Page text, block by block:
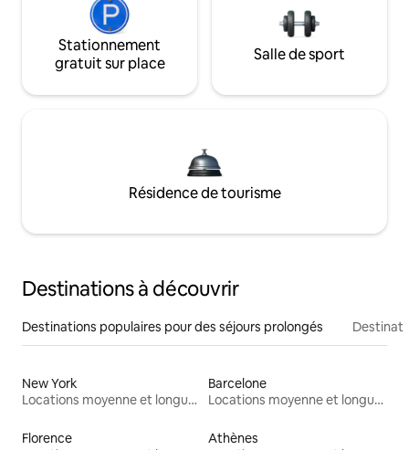
Stationnement
gratuit sur place
Salle de sport
Résidence de tourisme
Destinations à découvrir
Destinations populaires pour des séjours prolongés
New York
Locations moyenne et longue durée
Barcelone
Locations moyenne et longue durée
Florence
Athènes